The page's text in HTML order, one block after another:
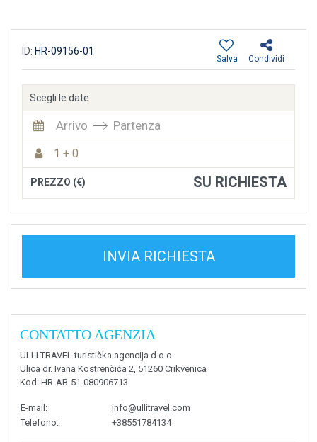
ID: HR-09156-01
Condividi
Salva
Scegli le date
Arrivo Partenza
1 + 0
PREZZO (€) SU RICHIESTA
INVIA RICHIESTA
CONTATTO AGENZIA
ULLI TRAVEL turistička agencija d.o.o.
Ulica dr. Ivana Kostrenčića 2, 51260 Crikvenica
Kod : HR-AB-51-080906713
E-mail :
info@ullitravel.com
Telefono: +38551784134